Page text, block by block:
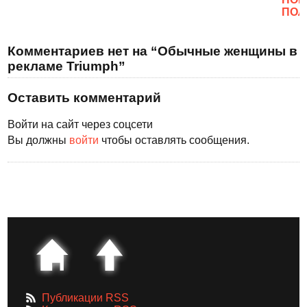
Комментариев нет на “Обычные женщины в
рекламе Triumph”
Оставить комментарий
Войти на сайт через соцсети
Вы должны войти чтобы оставлять сообщения.
Публикации RSS